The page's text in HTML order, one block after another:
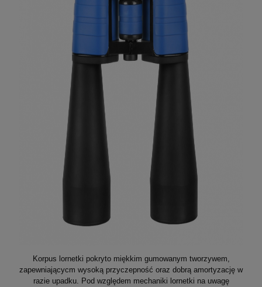
Korpus lornetki pokryto miękkim gumowanym tworzywem,
zapewniającycm wysoką przyczepność oraz dobrą amortyzację w
razie upadku. Pod względem mechaniki lornetki na uwagę